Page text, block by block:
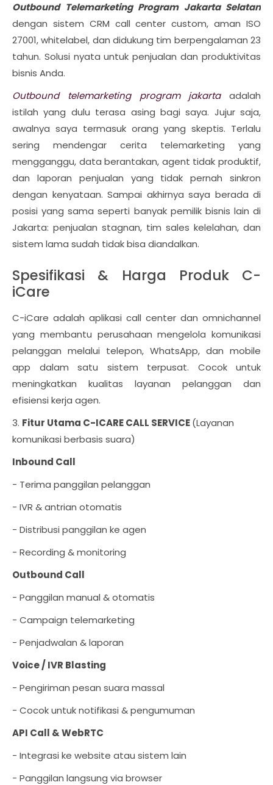
Outbound Telemarketing Program Jakarta Selatan
dengan sistem CRM call center custom, aman ISO
27001, whitelabel, dan didukung tim berpengalaman 23
tahun. Solusi nyata untuk penjualan dan produktivitas
bisnis Anda.
Outbound telemarketing program jakartaadalah
istilah yang dulu terasa asing bagi saya. Jujur saja,
awalnya saya termasuk orang yang skeptis. Terlalu
sering mendengar cerita telemarketing yang
mengganggu, data berantakan, agent tidak produktif,
dan laporan penjualan yang tidak pernah sinkron
dengan kenyataan. Sampai akhirnya saya berada di
posisi yang sama seperti banyak pemilik bisnis lain di
Jakarta: penjualan stagnan, tim sales kelelahan, dan
sistem lama sudah tidak bisa diandalkan.
Spesifikasi & Harga Produk C-
iCare
C-iCare adalah aplikasi call center dan omnichannel
yang membantu perusahaan mengelola komunikasi
pelanggan melalui telepon, WhatsApp, dan mobile
app dalam satu sistem terpusat. Cocok untuk
meningkatkan kualitas layanan pelanggan dan
efisiensi kerja agen.
3. Fitur Utama C-ICARE CALL SERVICE(Layanan
komunikasi berbasis suara)
Inbound Call
- Terima panggilan pelanggan
- IVR & antrian otomatis
- Distribusi panggilan ke agen
- Recording & monitoring
Outbound Call
- Panggilan manual & otomatis
- Campaign telemarketing
- Penjadwalan & laporan
Voice / IVR Blasting
- Pengiriman pesan suara massal
- Cocok untuk notifikasi & pengumuman
API Call & WebRTC
- Integrasi ke website atau sistem lain
- Panggilan langsung via browser